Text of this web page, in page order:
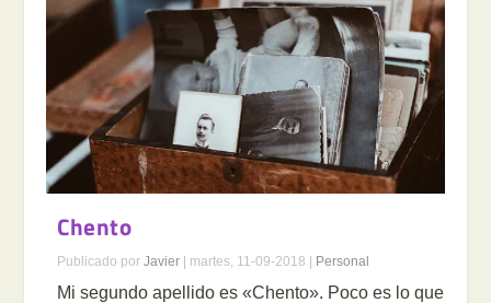
Chento
Publicado porJavier | martes, 11-09-2018 | Personal
Mi segundo apellido es «Chento». Poco es lo que